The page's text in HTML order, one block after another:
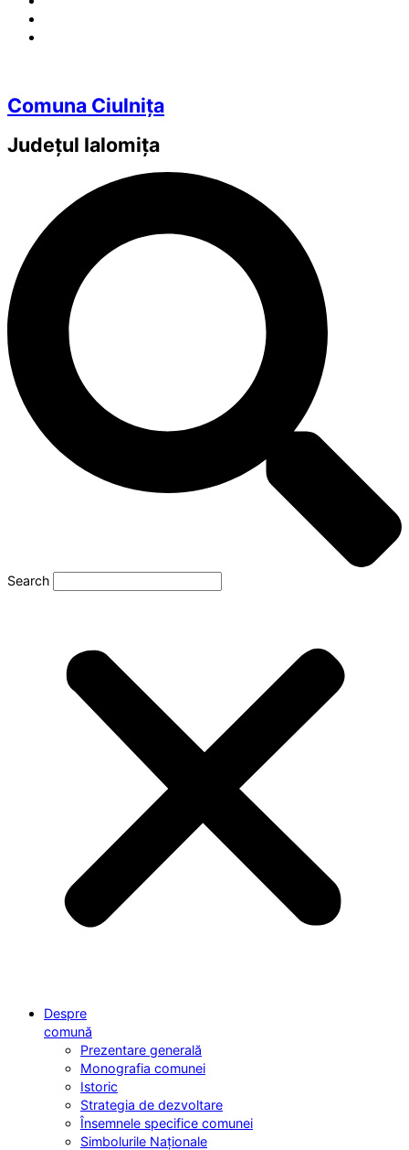
Comuna Ciulnița
Județul Ialomița
Search
Despre
comună
Prezentare generală
Monografia comunei
Istoric
Strategia de dezvoltare
Însemnele specifice comunei
Simbolurile Naționale